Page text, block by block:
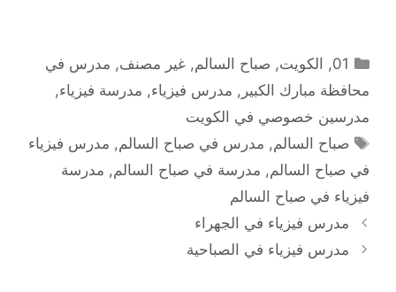
التصنيفات
01
, الكويت, صباح السالم,غير مصنف, مدرس في
محافظة مبارك الكبير , مدرس فيزياء, مدرسة فيزياء,
مدرسين خصوصي في الكويت
الوسوم
صباح السالم, مدرس في صباح السالم, مدرس فيزياء
في صباح السالم, مدرسة في صباح السالم, مدرسة
فيزياء في صباح السالم
مدرس فيزياء في الجهراء
مدرس فيزياء في الصباحية